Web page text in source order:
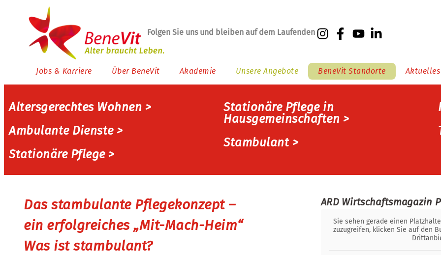
Folgen Sie uns und bleiben auf dem Laufenden
Jobs & Karriere Über BeneVit Akademie Unsere Angebote BeneVit Standorte Aktuelles
Altersgerechtes Wohnen >
Ambulante Dienste >
Stationäre Pflege >
Stationäre Pflege in
Hausgemeinschaften >
Stambulant >
Das stambulante Pflegekonzept –
ein erfolgreiches „Mit-Mach-Heim“
Was ist stambulant?
ARD Wirtschaftsmagazin
Sie sehen gerade einen
zuzugreifen, klicken Sie auf den